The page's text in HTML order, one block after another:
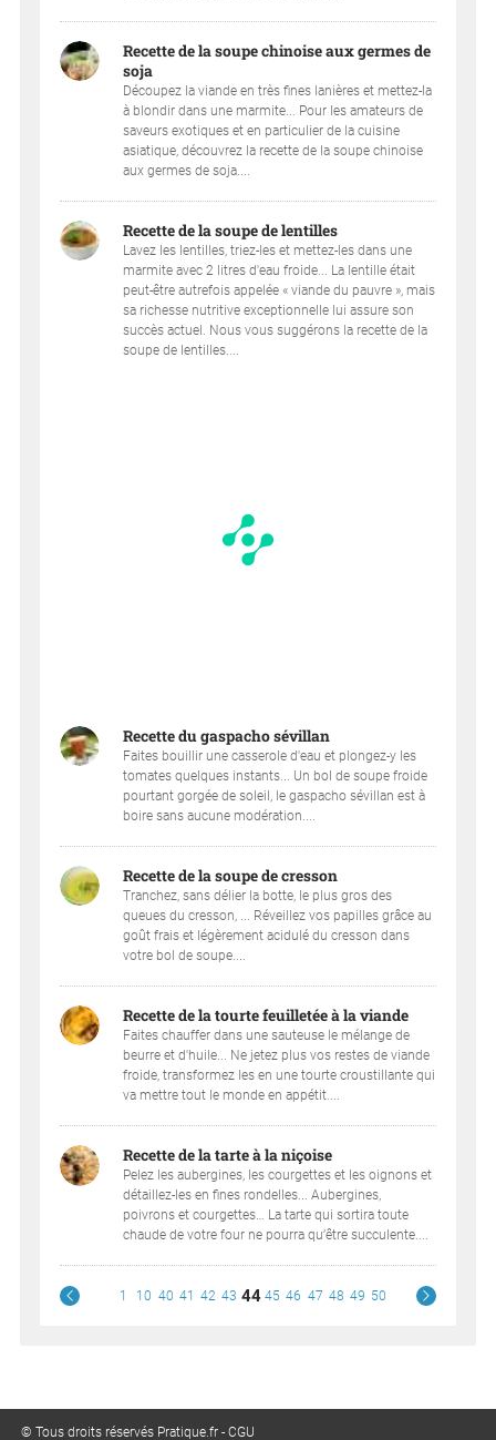
Recette de la soupe chinoise aux germes de
soja
Découpez la viande en très fines lanières et mettez-la
à blondir dans une marmite... Pour les amateurs de
saveurs exotiques et en particulier de la cuisine
asiatique, découvrez la recette de la soupe chinoise
aux germes de soja....
Recette de la soupe de lentilles
Lavez les lentilles, triez-les et mettez-les dans une
marmite avec 2 litres d'eau froide... La lentille était
peut-être autrefois appelée « viande du pauvre », mais
sa richesse nutritive exceptionnelle lui assure son
succès actuel. Nous vous suggérons la recette de la
soupe de lentilles....
Recette du gaspacho sévillan
Faites bouillir une casserole d'eau et plongez-y les
tomates quelques instants... Un bol de soupe froide
pourtant gorgée de soleil, le gaspacho sévillan est à
boire sans aucune modération....
Recette de la soupe de cresson
Tranchez, sans délier la botte, le plus gros des
queues du cresson, ... Réveillez vos papilles grâce au
goût frais et légèrement acidulé du cresson dans
votre bol de soupe....
Recette de la tourte feuilletée à la viande
Faites chauffer dans une sauteuse le mélange de
beurre et d'huile... Ne jetez plus vos restes de viande
froide, transformez les en une tourte croustillante qui
va mettre tout le monde en appétit....
Recette de la tarte à la niçoise
Pelez les aubergines, les courgettes et les oignons et
détaillez-les en fines rondelles... Aubergines,
poivrons et courgettes… La tarte qui sortira toute
chaude de votre four ne pourra qu’être succulente....
1 10 40 41 42 43 44 45 46 47 48 49 50
© Tous droits réservés Pratique.fr -CGU